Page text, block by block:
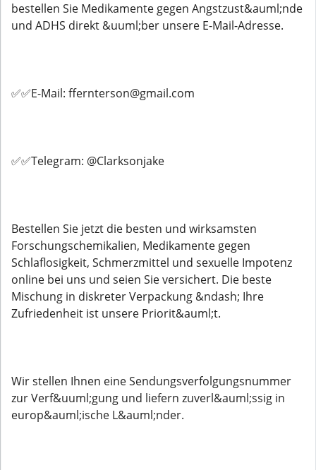
bestellen Sie Medikamente gegen Angstzust&auml;nde
und ADHS direkt &uuml;ber unsere E-Mail-Adresse.
✅✅E-Mail: ffernterson@gmail.com
✅✅Telegram: @Clarksonjake
Bestellen Sie jetzt die besten und wirksamsten
Forschungschemikalien, Medikamente gegen
Schlaflosigkeit, Schmerzmittel und sexuelle Impotenz
online bei uns und seien Sie versichert. Die beste
Mischung in diskreter Verpackung &ndash; Ihre
Zufriedenheit ist unsere Priorit&auml;t.
Wir stellen Ihnen eine Sendungsverfolgungsnummer
zur Verf&uuml;gung und liefern zuverl&auml;ssig in
europ&auml;ische L&auml;nder.